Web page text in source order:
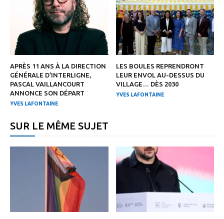
APRÈS 11 ANS À LA DIRECTION
GÉNÉRALE D’INTERLIGNE,
PASCAL VAILLANCOURT
ANNONCE SON DÉPART
YVES LAFONTAINE
LES BOULES REPRENDRONT
LEUR ENVOL AU-DESSUS DU
VILLAGE… DÈS 2030
YVES LAFONTAINE
SUR LE MÊME SUJET